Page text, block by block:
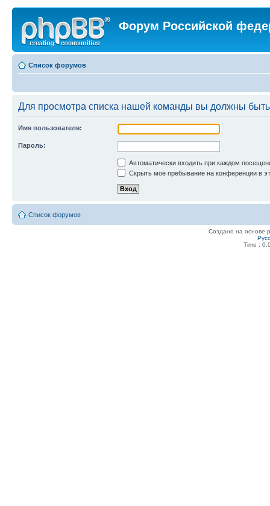
Форум Российской
Список форумов
Для просмотра списка нашей команды вы должны
Имя пользователя:
Пароль:
Автоматически входить при каждом
Скрыть моё пребывание на конференции в
Список форумов
Создано на основе
Time :